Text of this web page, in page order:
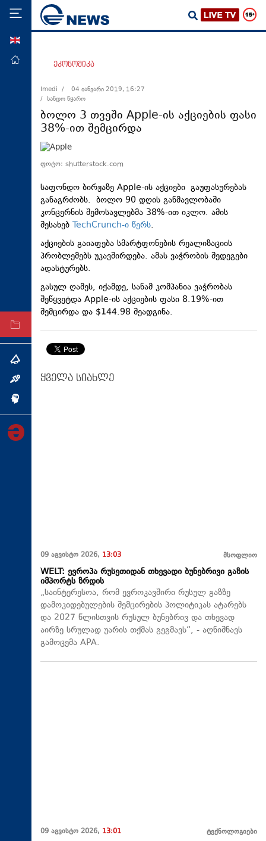
მთავარი
ეკონომიკა
მსოფლიო
თავდაცვა
რეგიონი
სპორტი
ტაბლოიდი
ინტერვიუ
ეკონომიკა
Imedi /
04 იანვარი 2019, 16:27
/ სანდო წყარო
ბოლო 3 თვეში Apple-ის აქციების ფასი
38%-ით შემცირდა
ფოტო: shutterstock.com
საფონდო ბირჟაზე Apple-ის აქციები გაუფასურებას
განაგრძობს. ბოლო 90 დღის განმავლობაში
კონცერნის შემოსავლებმა 38%-ით იკლო. ამის
შესახებ TechCrunch-ი წერს.
აქციების გაიაფება სმარტფონების რეალიზაციის
პრობლემებს უკავშირდება. ამას ვაჭრობის შედეგები
ადასტურებს.
გასულ ღამეს, იქამდე, სანამ კომპანია ვაჭრობას
შეწყვეტდა Apple-ის აქციების ფასი 8.19%-ით
შემცირდა და $144.98 შეადგინა.
ყველა სიახლე
09 აგვისტო 2026, 13:03 მსოფლიო
WELT: ევროპა რუსეთიდან თხევადი ბუნებრივი გაზის
იმპორტს ზრდის
„საინტერესოა, რომ ევროკავშირი რუსულ გაზზე
დამოკიდებულების შემცირების პოლიტიკას ატარებს
და 2027 წლისთვის რუსულ ბუნებრივ და თხევად
აირზე სრულად უარის თქმას გეგმავს“, - აღნიშნავს
გამოცემა APA.
09 აგვისტო 2026, 13:01 ტექნოლოგიები